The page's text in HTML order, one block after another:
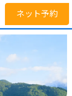
ネット予約